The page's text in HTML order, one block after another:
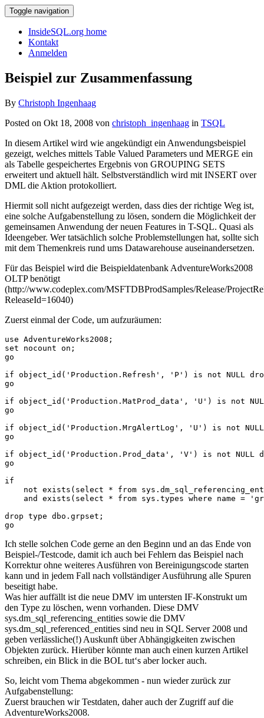
Toggle navigation
InsideSQL.org home
Kontakt
Anmelden
Beispiel zur Zusammenfassung
By Christoph Ingenhaag
Posted on Okt 18, 2008 von christoph_ingenhaag in TSQL
In diesem Artikel wird wie angekündigt ein Anwendungsbeispiel
gezeigt, welches mittels Table Valued Parameters und MERGE ein
als Tabelle gespeichertes Ergebnis von GROUPING SETS
erweitert und aktuell hält. Selbstverständlich wird mit INSERT over
DML die Aktion protokolliert.
Hiermit soll nicht aufgezeigt werden, dass dies der richtige Weg ist,
eine solche Aufgabenstellung zu lösen, sondern die Möglichkeit der
gemeinsamen Anwendung der neuen Features in T-SQL. Quasi als
Ideengeber. Wer tatsächlich solche Problemstellungen hat, sollte sich
mit dem Themenkreis rund ums Datawarehouse auseinandersetzen.
Für das Beispiel wird die Beispieldatenbank AdventureWorks2008
OLTP benötigt
(http://www.codeplex.com/MSFTDBProdSamples/Release/
ReleaseId=16040)
Zuerst einmal der Code, um aufzuräumen:
use AdventureWorks2008;
set nocount on;
go
if object_id('Production.Refresh', 'P') is not NULL
go
if object_id('Production.MatProd_data', 'U') is not
go
if object_id('Production.MrgAlertLog', 'U') is not
go
if object_id('Production.Prod_data', 'V') is not NULL
go
if
not exists(select * from
and exists(select * from sys.types where name =
drop type dbo.grpset;
Ich stelle solchen Code gerne an den Beginn und an das Ende von
Beispiel-/Testcode, damit ich auch bei Fehlern das Beispiel nach
Korrektur ohne weiteres Ausführen von Bereinigungscode starten
kann und in jedem Fall nach vollständiger Ausführung alle Spuren
beseitigt habe.
Was hier auffällt ist die neue DMV im untersten IF-Konstrukt um
den Type zu löschen, wenn vorhanden. Diese DMV
sys.dm_sql_referencing_entities sowie die DMV
sys.dm_sql_referenced_entities sind neu in SQL Server 2008 und
geben verlässliche(!) Auskunft über Abhängigkeiten zwischen
Objekten zurück. Hierüber könnte man auch einen kurzen Artikel
schreiben, ein Blick in die BOL tut‘s aber locker auch.
So, leicht vom Thema abgekommen - nun wieder zurück zur
Aufgabenstellung:
Zuerst brauchen wir Testdaten, daher auch der Zugriff auf die
AdventureWorks2008.